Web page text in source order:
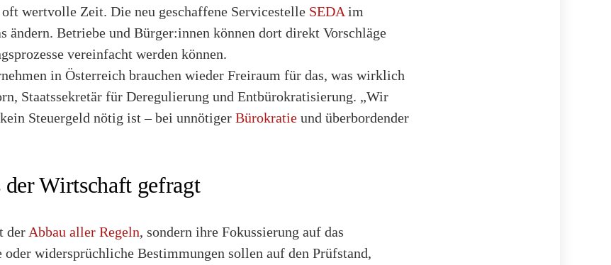
wertvolle Zeit. Die neu geschaffene Servicestelle SEDA im
ändern. Betriebe und Bürger:innen können dort direkt Vorschläge
vereinfacht werden können.
in Österreich brauchen wieder Freiraum für das, was wirklich
Staatssekretär für Deregulierung und Entbürokratisierung. „Wir
Steuergeld nötig ist – bei unnötiger Bürokratie und überbordender
der Wirtschaft gefragt
der Abbau aller Regeln, sondern ihre Fokussierung auf das
widersprüchliche Bestimmungen sollen auf den Prüfstand,